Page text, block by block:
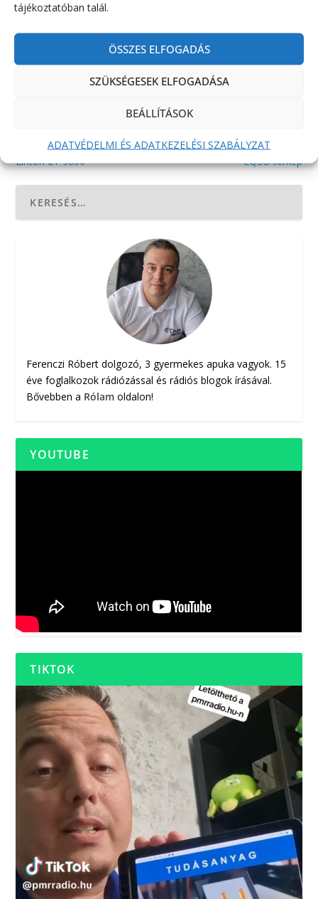
tájékoztatóban talál.
ÖSSZES ELFOGADÁS
SZÜKSÉGESEK ELFOGADÁSA
BEÁLLÍTÁSOK
ADATVÉDELMI ÉS ADATKEZELÉSI SZABÁLYZAT
RÉSZVÉNY:
Linton LT 9800 EQSO térkép
Ferenczi Róbert dolgozó, 3 gyermekes apuka vagyok. 15
éve foglalkozok rádiózással és rádiós blogok írásával.
Bővebben a Rólam oldalon!
YOUTUBE
TIKTOK